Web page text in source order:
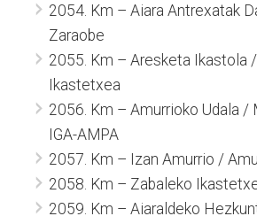
2054. Km – Aiara Antrexatak
Zaraobe
2055. Km – Aresketa Ikastola
Ikastetxea
2056. Km – Amurrioko Udala /
IGA-AMPA
2057. Km – Izan Amurrio /
2058. Km – Zabaleko
2059. Km – Aiaraldeko